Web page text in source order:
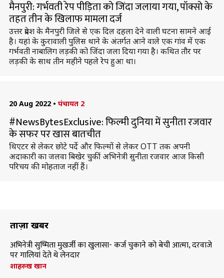
मैनपुरी: गर्भवती रेप पीड़िता को जिंदा जलाया गया, पॉक्सो के
तहत तीन के खिलाफ मामला दर्ज
उत्तर प्रदेश के मैनपुरी जिले से एक दिल दहला देने वाली घटना सामने आई
है। यहां के कुरावाली पुलिस थाने के अंतर्गत आने वाले एक गांव में एक
गर्भवती नाबालिग लड़की को जिंदा जला दिया गया है। कथित तौर पर
लड़की के साथ तीन महीने पहले रेप हुआ था।
20 Aug 2022 • पंचायत 2
#NewsBytesExclusive: फिल्मी दुनिया में सुनीता रजवार
के सफर पर खास बातचीत
थिएटर से लेकर छोटे पर्दे और फिल्मों से लेकर OTT तक अपनी
अदाकारी का जलवा बिखेर चुकीं अभिनेत्री सुनीता रजवार आज किसी
परिचय की मोहताज नहीं हैं।
ताज़ा खबरें
अभिनेत्री सुष्मिता मुखर्जी का खुलासा- कर्ज चुकाने को बेची आत्मा, दरवाजे
पर गालियां देते थे लेनदार
शाहरुख खान